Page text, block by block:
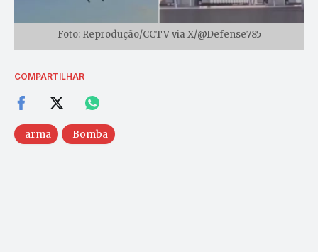
Foto: Reprodução/CCTV via X/@Defense785
COMPARTILHAR
arma Bomba